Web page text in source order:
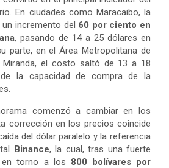
En ciudades como Maracaibo, la
incremento del 60 por ciento en
, pasando de 14 a 25 dólares en
parte, en el Área Metropolitana de
el costo saltó de 13 a 18
de la capacidad de compra de la
comenzó a cambiar en los
corrección en los precios coincide
del dólar paralelo y la referencia
Binance, la cual, tras una fuerte
en torno a los 800 bolívares por